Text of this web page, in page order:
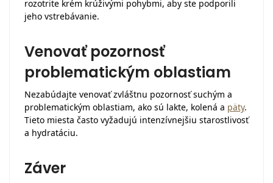
rozotrite krém krúživými pohybmi, aby ste podporili
jeho vstrebávanie.
Venovať pozornosť
problematickým oblastiam
Nezabúdajte venovať zvláštnu pozornosť suchým a
problematickým oblastiam, ako sú lakte, kolená a päty.
Tieto miesta často vyžadujú intenzívnejšiu starostlivosť
a hydratáciu.
Záver